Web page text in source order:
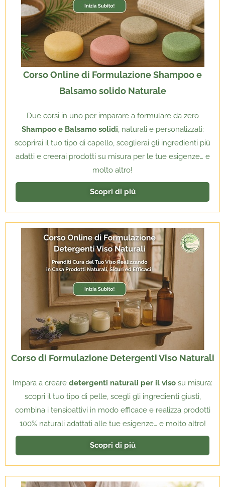
Corso Online di Formulazione Shampoo e
Balsamo solido Naturale
Due corsi in uno per imparare a formulare da zero
Shampoo e Balsamo solidi, naturali e personalizzati:
scoprirai il tuo tipo di capello, sceglierai gli ingredienti più
adatti e creerai prodotti su misura per le tue esigenze… e
molto altro!
Scopri di più
Corso di Formulazione Detergenti Viso Naturali
Impara a creare detergenti naturali per il viso su misura:
scopri il tuo tipo di pelle, scegli gli ingredienti giusti,
combina i tensioattivi in modo efficace e realizza prodotti
100% naturali adattati alle tue esigenze… e molto altro!
Scopri di più